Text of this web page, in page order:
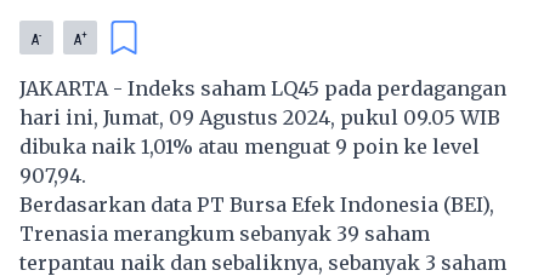
A- A+
JAKARTA - Indeks saham LQ45 pada perdagangan
hari ini, Jumat, 09 Agustus 2024, pukul 09.05 WIB
dibuka naik 1,01% atau menguat 9 poin ke level
907,94.
Berdasarkan data PT Bursa Efek Indonesia (BEI),
Trenasia merangkum sebanyak 39 saham
terpantau naik dan sebaliknya, sebanyak 3 saham